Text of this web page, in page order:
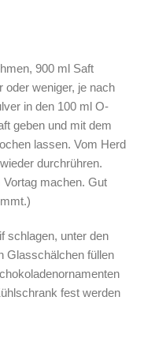
900 ml Saft
oder weniger, je nach
in den 100 ml O-
geben und mit dem
lassen. Vom Herd
durchrühren.
machen. Gut
schlagen, unter den
Glasschälchen füllen
fest werden